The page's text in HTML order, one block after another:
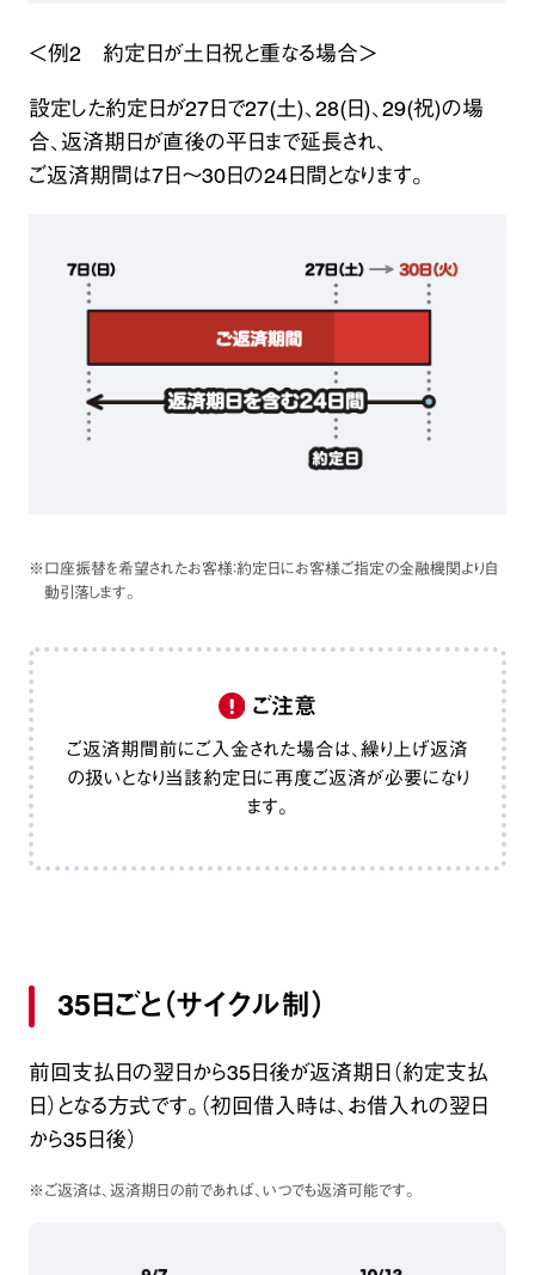
＜例2 約定日が土日祝と重なる場合＞
設定した約定日が27日で27(土)、28(日)、29(祝)の場
合、返済期日が直後の平日まで延長され、
ご返済期間は7日～30日の24日間となります。
※口座振替を希望されたお客様：約定日にお客様ご指定の金融機関より自
動引落します。
ご注意
ご返済期間前にご入金された場合は、 繰り上げ返済
の扱いとなり当該約定日に再度ご返済が必要になり
ます。
35日ごと（サイクル制）
前回支払日の翌日から35日後が返済期日（約定支払
日）となる方式です。（初回借入時は、お借入れの翌日
から35日後）
※ご返済は、返済期日の前であれば、いつでも返済可能です。